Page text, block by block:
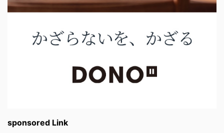
sponsored Link